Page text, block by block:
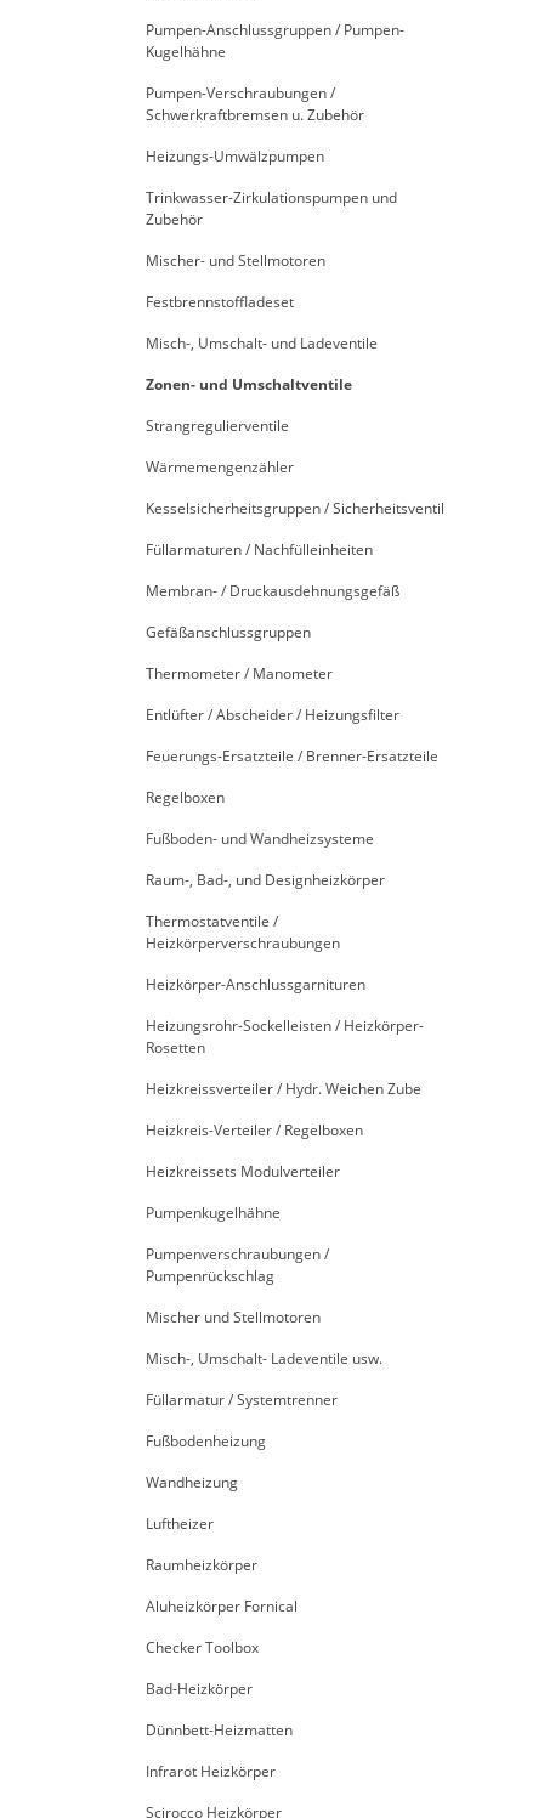
Pumpen-Anschlussgruppen / Pumpen-
Kugelhähne
Pumpen-Verschraubungen /
Schwerkraftbremsen u. Zubehör
Heizungs-Umwälzpumpen
Trinkwasser-Zirkulationspumpen und
Zubehör
Mischer- und Stellmotoren
Festbrennstoffladeset
Misch-, Umschalt- und Ladeventile
Zonen- und Umschaltventile
Strangregulierventile
Wärmemengenzähler
Kesselsicherheitsgruppen / Sicherheitsventil
Füllarmaturen / Nachfülleinheiten
Membran- / Druckausdehnungsgefäß
Gefäßanschlussgruppen
Thermometer / Manometer
Entlüfter / Abscheider / Heizungsfilter
Feuerungs-Ersatzteile / Brenner-Ersatzteile
Regelboxen
Fußboden- und Wandheizsysteme
Raum-, Bad-, und Designheizkörper
Thermostatventile /
Heizkörperverschraubungen
Heizkörper-Anschlussgarnituren
Heizungsrohr-Sockelleisten / Heizkörper-
Rosetten
Heizkreissverteiler / Hydr. Weichen Zube
Heizkreis-Verteiler / Regelboxen
Heizkreissets Modulverteiler
Pumpenkugelhähne
Pumpenverschraubungen /
Pumpenrückschlag
Mischer und Stellmotoren
Misch-, Umschalt- Ladeventile usw.
Füllarmatur / Systemtrenner
Fußbodenheizung
Wandheizung
Luftheizer
Raumheizkörper
Aluheizkörper Fornical
Checker Toolbox
Bad-Heizkörper
Dünnbett-Heizmatten
Infrarot Heizkörper
Scirocco Heizkörper